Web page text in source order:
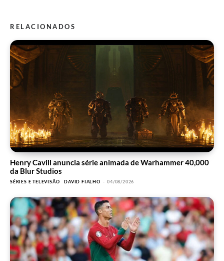
RELACIONADOS
Henry Cavill anuncia série animada de Warhammer 40,000
da Blur Studios
SÉRIES E TELEVISÃO DAVID FIALHO - 04/08/2026